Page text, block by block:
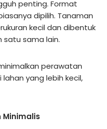
penting. Format
dipilih. Tanaman
kecil dan dibentuk
satu sama lain.
perawatan
yang lebih kecil,
Minimalis